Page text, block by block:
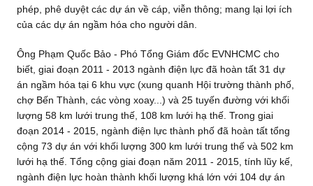
phép, phê duyệt các dự án về cáp, viễn thông; mang lại lợi ích
của các dự án ngầm hóa cho người dân.
Ông Phạm Quốc Bảo - Phó Tổng Giám đốc EVNHCMC cho
biết, giai đoạn 2011 - 2013 ngành điện lực đã hoàn tất 31 dự
án ngầm hóa tại 6 khu vực (xung quanh Hội trường thành phố,
chợ Bến Thành, các vòng xoay...) và 25 tuyến đường với khối
lượng 58 km lưới trung thế, 108 km lưới hạ thế. Trong giai
đoạn 2014 - 2015, ngành điện lực thành phố đã hoàn tất tổng
cộng 73 dự án với khối lượng 300 km lưới trung thế và 502 km
lưới hạ thế. Tổng cộng giai đoạn năm 2011 - 2015, tính lũy kế,
ngành điện lực hoàn thành khối lượng khá lớn với 104 dự án